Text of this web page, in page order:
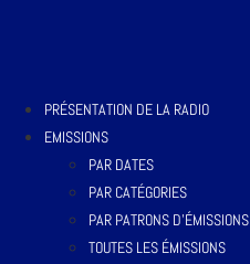
PRÉSENTATION DE LA RADIO
EMISSIONS
PAR DATES
PAR CATÉGORIES
PAR PATRONS D’ÉMISSIONS
TOUTES LES ÉMISSIONS